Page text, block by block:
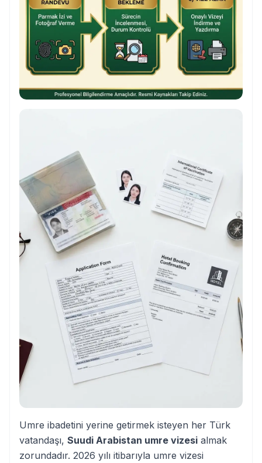
Umre ibadetini yerine getirmek isteyen her Türk
vatandaşı, Suudi Arabistan umre vizesi almak
zorundadır. 2026 yılı itibarıyla umre vizesi